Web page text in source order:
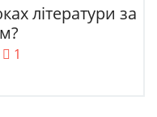
літератури за
1